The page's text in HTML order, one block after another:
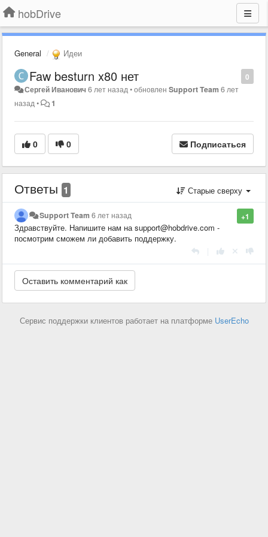
hobDrive
General Идеи
0
Faw besturn x80 нет
Сергей Иванович 6 лет назад •обновленSupport Team 6 лет
назад • 1
0 0 Подписаться
Ответы 1 Старые сверху
+1
Support Team 6 лет назад
Здравствуйте. Напишите нам на support@hobdrive.com -
посмотрим сможем ли добавить поддержку.
Сервис поддержки клиентов работает на платформе UserEcho